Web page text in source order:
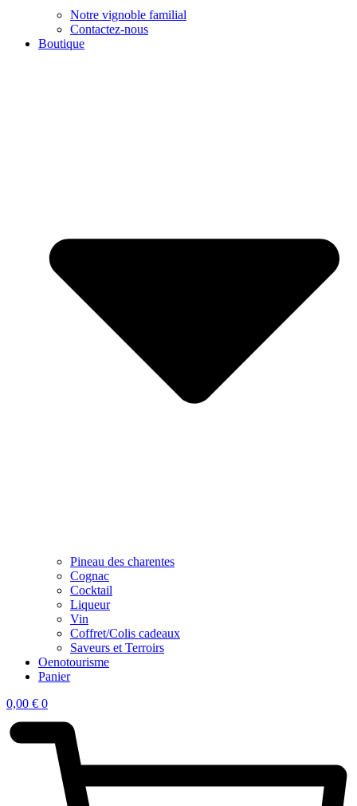
Notre vignoble familial
Contactez-nous
Boutique
Pineau des charentes
Cognac
Cocktail
Liqueur
Vin
Coffret/Colis cadeaux
Saveurs et Terroirs
Oenotourisme
Panier
0,00 € 0